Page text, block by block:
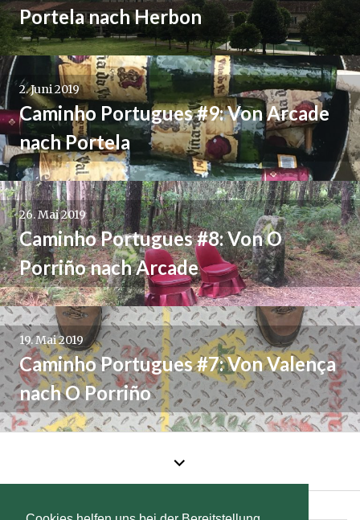
Portela nach Herbon
2. Juni 2019
Caminho Portugues #9: Von Arcade
nach Portela
26. Mai 2019
Caminho Portugues #8: Von O
Porriño nach Arcade
19. Mai 2019
Caminho Portugues #7: Von Valença
nach O Porriño
Beiträge